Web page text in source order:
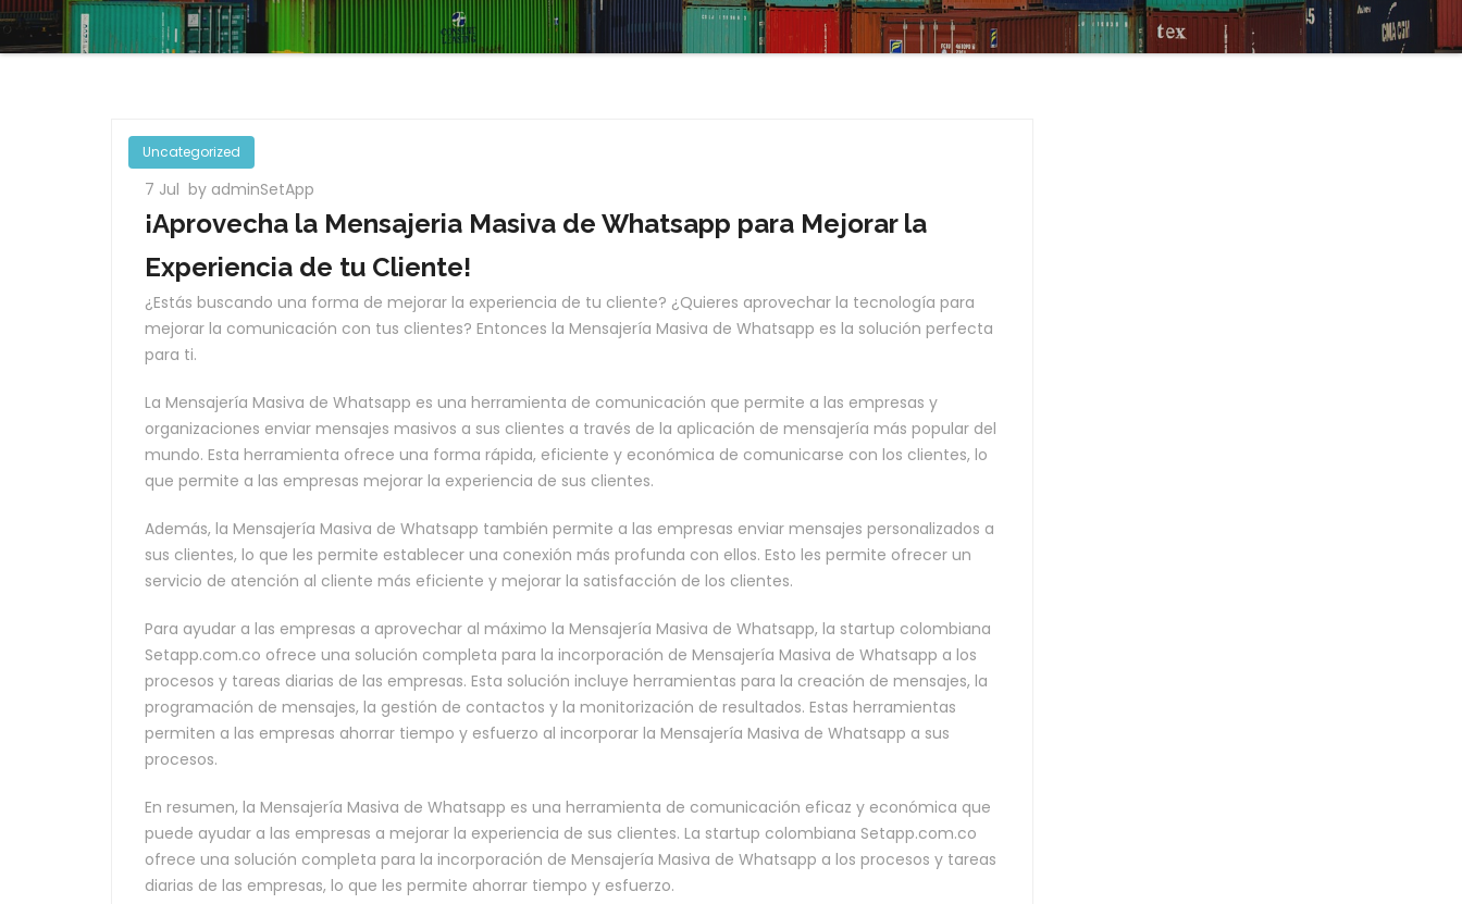
Uncategorized
7 Jul by adminSetApp
¡Aprovecha la Mensajeria Masiva de Whatsapp para Mejorar la
Experiencia de tu Cliente!
¿Estás buscando una forma de mejorar la experiencia de tu cliente? ¿Quieres aprovechar la tecnología para
mejorar la comunicación con tus clientes? Entonces la Mensajería Masiva de Whatsapp es la solución perfecta
para ti.
La Mensajería Masiva de Whatsapp es una herramienta de comunicación que permite a las empresas y
organizaciones enviar mensajes masivos a sus clientes a través de la aplicación de mensajería más popular del
mundo. Esta herramienta ofrece una forma rápida, eficiente y económica de comunicarse con los clientes, lo
que permite a las empresas mejorar la experiencia de sus clientes.
Además, la Mensajería Masiva de Whatsapp también permite a las empresas enviar mensajes personalizados a
sus clientes, lo que les permite establecer una conexión más profunda con ellos. Esto les permite ofrecer un
servicio de atención al cliente más eficiente y mejorar la satisfacción de los clientes.
Para ayudar a las empresas a aprovechar al máximo la Mensajería Masiva de Whatsapp, la startup colombiana
Setapp.com.co ofrece una solución completa para la incorporación de Mensajería Masiva de Whatsapp a los
procesos y tareas diarias de las empresas. Esta solución incluye herramientas para la creación de mensajes, la
programación de mensajes, la gestión de contactos y la monitorización de resultados. Estas herramientas
permiten a las empresas ahorrar tiempo y esfuerzo al incorporar la Mensajería Masiva de Whatsapp a sus
procesos.
En resumen, la Mensajería Masiva de Whatsapp es una herramienta de comunicación eficaz y económica que
puede ayudar a las empresas a mejorar la experiencia de sus clientes. La startup colombiana Setapp.com.co
ofrece una solución completa para la incorporación de Mensajería Masiva de Whatsapp a los procesos y tareas
diarias de las empresas, lo que les permite ahorrar tiempo y esfuerzo.